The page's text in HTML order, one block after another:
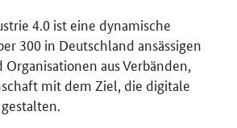
4.0 ist eine dynamische
300 in Deutschland ansässigen
aus Verbänden,
mit dem Ziel, die digitale